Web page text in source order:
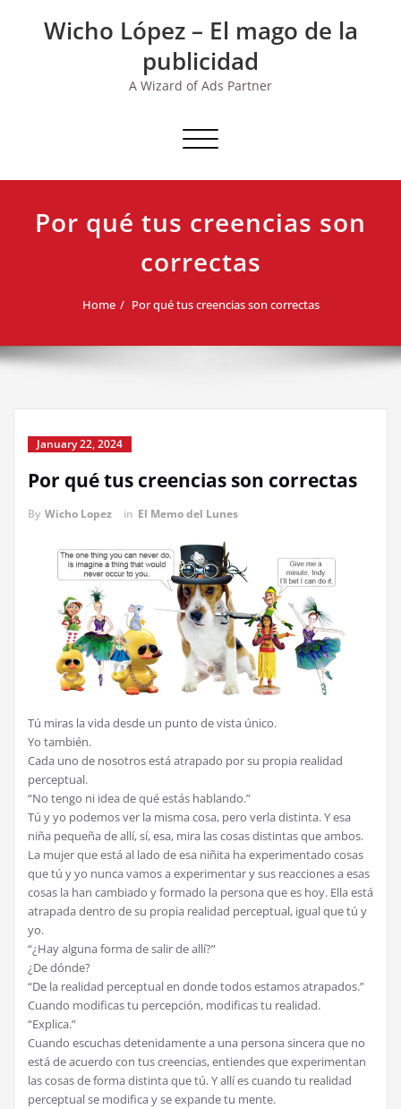
Wicho López – El mago de la
publicidad
A Wizard of Ads Partner
Toggle navigation
Por qué tus creencias son
correctas
Home Por qué tus creencias son correctas
January 22, 2024
Por qué tus creencias son correctas
By Wicho Lopez in El Memo del Lunes
Tú miras la vida desde un punto de vista único.
Yo también.
Cada uno de nosotros está atrapado por su propia realidad
perceptual.
“No tengo ni idea de qué estás hablando.”
Tú y yo podemos ver la misma cosa, pero verla distinta. Y esa
niña pequeña de allí, sí, esa, mira las cosas distintas que ambos.
La mujer que está al lado de esa niñita ha experimentado cosas
que tú y yo nunca vamos a experimentar y sus reacciones a esas
cosas la han cambiado y formado la persona que es hoy. Ella está
atrapada dentro de su propia realidad perceptual, igual que tú y
yo.
“¿Hay alguna forma de salir de allí?”
¿De dónde?
“De la realidad perceptual en donde todos estamos atrapados.”
Cuando modificas tu percepción, modificas tu realidad.
“Explica.”
Cuando escuchas detenidamente a una persona sincera que no
está de acuerdo con tus creencias, entiendes que experimentan
las cosas de forma distinta que tú. Y allí es cuando tu realidad
perceptual se modifica y se expande tu mente.